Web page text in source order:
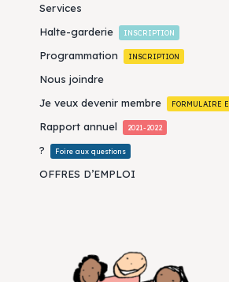
Services
Halte-garderie
INSCRIPTION
Programmation INSCRIPTION
Nous joindre
Je veux devenir membre
FORMULAIRE
Rapport annuel 2021-2022
? Foire aux questions
OFFRES D’EMPLOI